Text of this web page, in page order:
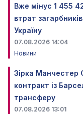
Вже мінус 1 455
втрат
Україну
07.08.2026 14:04
Новини
Зірка Манчестер
контракт із
трансферу
07.08.2026 13:01